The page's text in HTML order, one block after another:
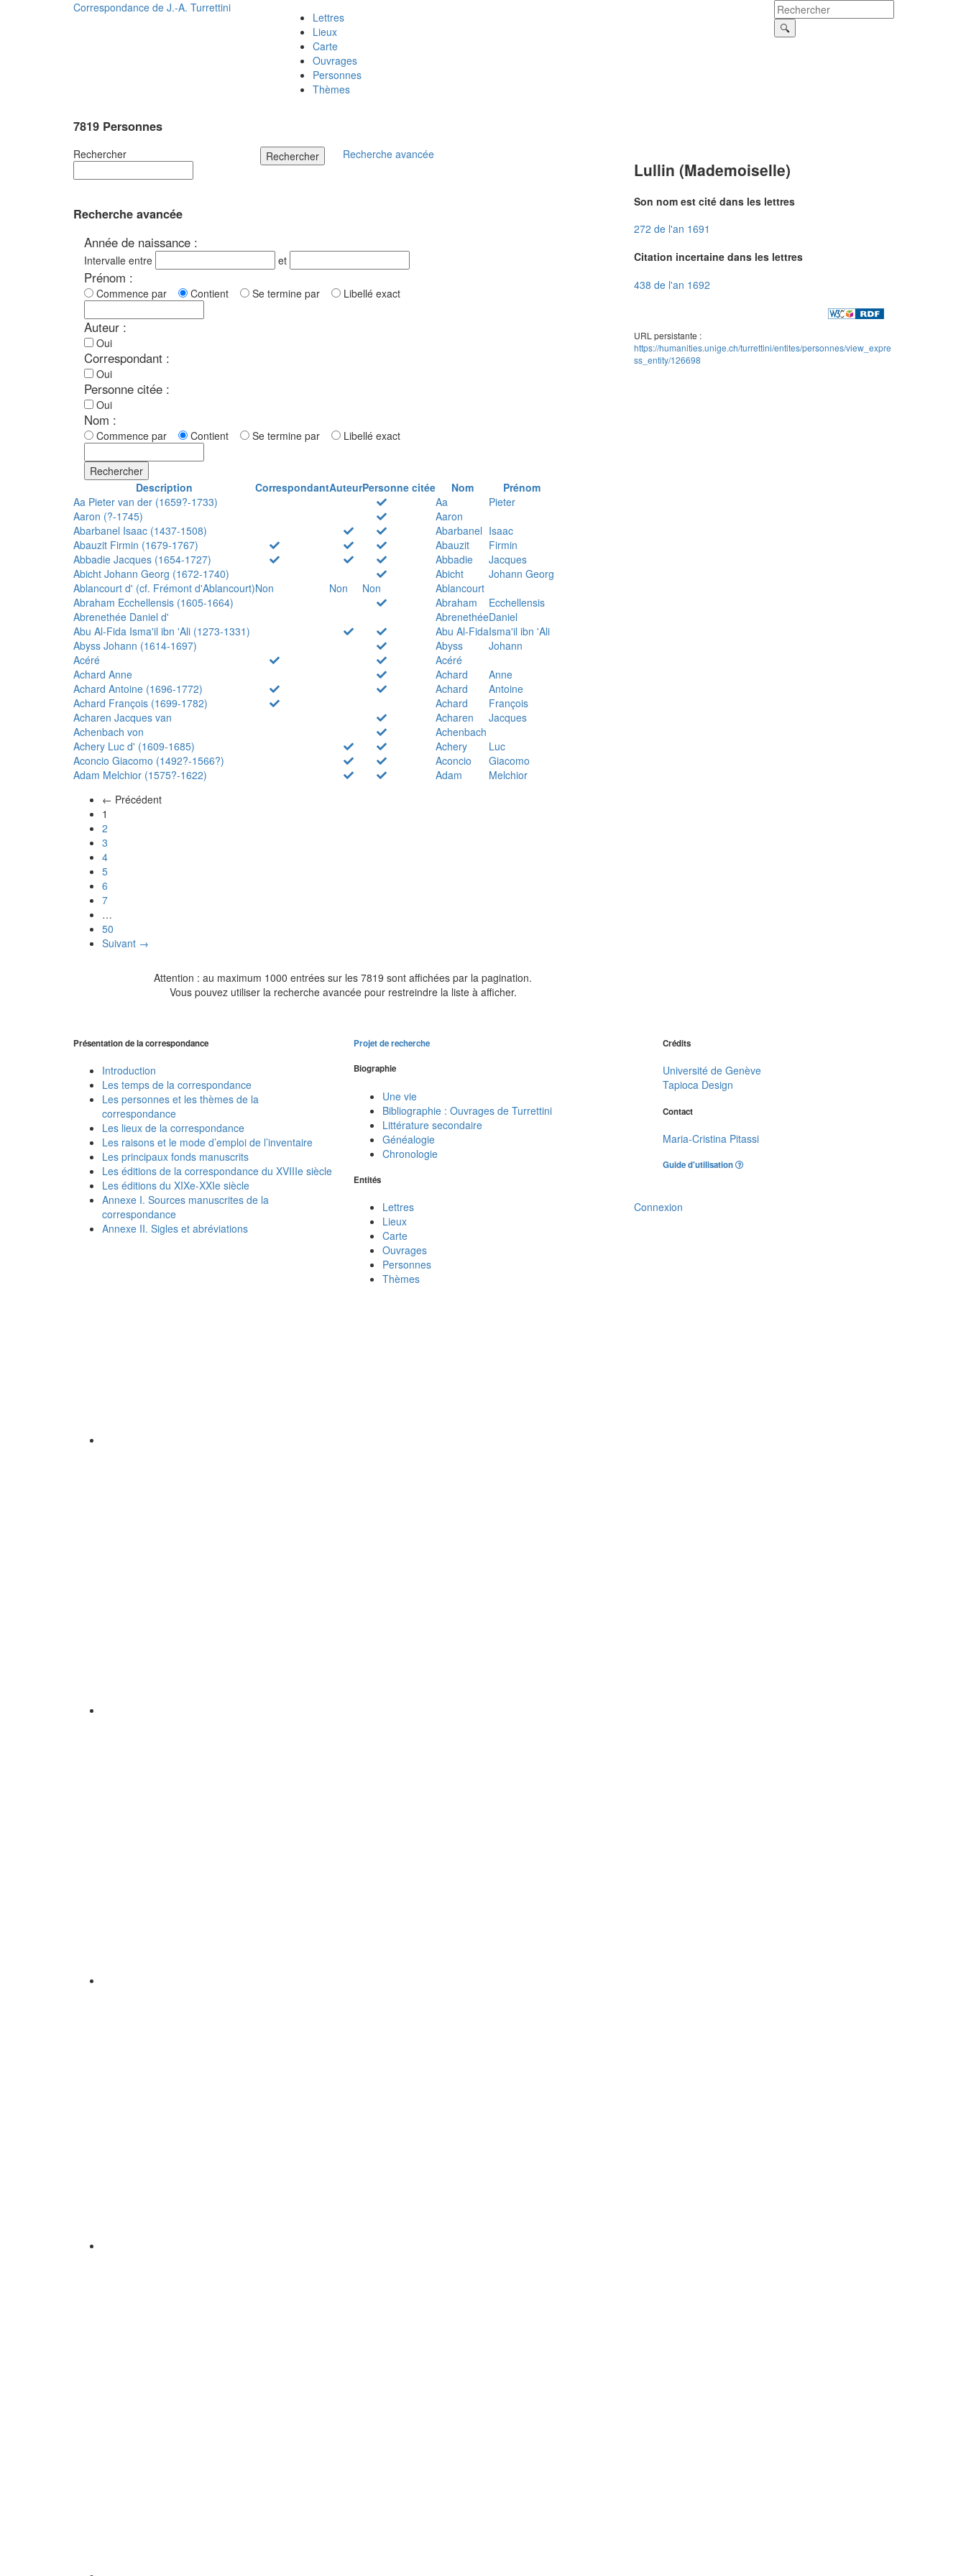
Correspondance de J.-A. Turrettini
Lettres
Lieux
Carte
Ouvrages
Personnes
Thèmes
7819 Personnes
Rechercher Rechercher Recherche avancée
Recherche avancée
Année de naissance :
Intervalle entre et
Prénom :
Commence par Contient Se termine par Libellé exact
Auteur :
Oui
Correspondant :
Oui
Personne citée :
Oui
Nom :
Commence par Contient Se termine par Libellé exact
Rechercher
Description
CorrespondantAuteurPersonne citée Nom
Prénom
Aa Pieter van der (1659?-1733)
Aa
Pieter
Aaron (?-1745)
Aaron
Abarbanel Isaac (1437-1508)
Abarbanel Isaac
Abauzit Firmin (1679-1767)
Abauzit
Firmin
Abbadie Jacques (1654-1727)
Abbadie
Jacques
Abicht Johann Georg (1672-1740)
Abicht
Johann Georg
Ablancourt d' (cf. Frémont d'Ablancourt)Non Non Non
Ablancourt
Abraham Ecchellensis (1605-1664)
Abraham
Ecchellensis
Abrenethée Daniel d'
AbrenethéeDaniel
Abu Al-Fida Isma'il ibn 'Ali (1273-1331)
Abu Al-FidaIsma'il ibn 'Ali
Abyss Johann (1614-1697)
Abyss
Johann
Acéré
Acéré
Achard Anne
Achard
Anne
Achard Antoine (1696-1772)
Achard
Antoine
Achard François (1699-1782)
Achard
François
Acharen Jacques van
Acharen
Jacques
Achenbach von
Achenbach
Achery Luc d' (1609-1685)
Achery
Luc
Aconcio Giacomo (1492?-1566?)
Aconcio
Giacomo
Adam Melchior (1575?-1622)
Adam
Melchior
← Précédent
1
2
3
4
5
6
7
…
50
Suivant →
Attention : au maximum 1000 entrées sur les 7819 sont affichées par la pagination.
Vous pouvez utiliser la recherche avancée pour restreindre la liste à afficher.
Lullin (Mademoiselle)
Son nom est cité dans les lettres
272 de l'an 1691
Citation incertaine dans les lettres
438 de l'an 1692
URL persistante :
https://humanities.unige.ch/turrettini/entites/personnes/view_expre
ss_entity/126698
Présentation de la correspondance
Introduction
Les temps de la correspondance
Les personnes et les thèmes de la
correspondance
Les lieux de la correspondance
Les raisons et le mode d’emploi de l’inventaire
Les principaux fonds manuscrits
Les éditions de la correspondance du XVIIIe siècle
Les éditions du XIXe-XXIe siècle
Annexe I. Sources manuscrites de la
correspondance
Annexe II. Sigles et abréviations
Projet de recherche
Biographie
Une vie
Bibliographie : Ouvrages de Turrettini
Littérature secondaire
Généalogie
Chronologie
Entités
Lettres
Lieux
Carte
Ouvrages
Personnes
Thèmes
Crédits
Université de Genève
Tapioca Design
Contact
Maria-Cristina Pitassi
Guide d'utilisation
Connexion